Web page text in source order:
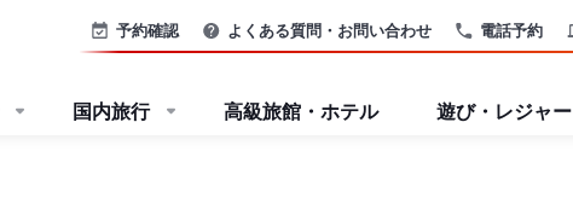
電話予約
予約確認 よくある質問・お問い合わせ
国内旅行 高級旅館・ホテル 遊び・レジャー